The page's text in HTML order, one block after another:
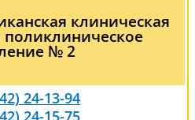
клиническая
№ 2
24-13-94
24-15-75